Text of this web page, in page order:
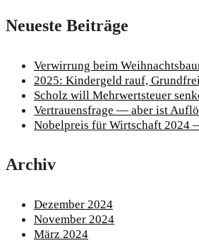
Neu­es­te Beiträge
Ver­wir­rung beim
2025: Kin­der­geld rauf,
Scholz will Mehr­wert­steu­er
Ver­trau­ens­fra­ge — aber ist
Nobel­preis für Wirt­schaft 2024
Archiv
Dezember 2024
November 2024
März 2024